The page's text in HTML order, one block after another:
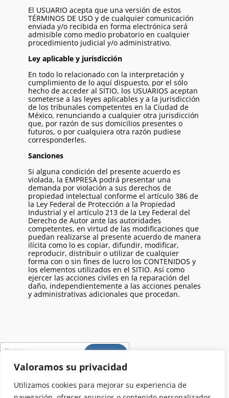
Valoramos su privacidad
Utilizamos cookies para mejorar su experiencia de
El USUARIO acepta que una versión de estos
TÉRMINOS DE USO y de cualquier comunicación
enviada y/o recibida en forma electrónica será
admisible como medio probatorio en cualquier
procedimiento judicial y/o administrativo.
Ley aplicable y jurisdicción
En todo lo relacionado con la interpretación y
cumplimiento de lo aquí dispuesto, por el sólo
hecho de acceder al SITIO, los USUARIOS aceptan
someterse a las leyes aplicables y a la jurisdicción
de los tribunales competentes en la Ciudad de
México, renunciando a cualquier otra jurisdicción
que, por razón de sus domicilios presentes o
futuros, o por cualquiera otra razón pudiese
corresponderles.
Sanciones
Si alguna condición del presente acuerdo es
violada, la EMPRESA podrá presentar una
demanda por violación a sus derechos de
propiedad intelectual conforme el artículo 386 de
la Ley Federal de Protección a la Propiedad
Industrial y el artículo 213 de la Ley Federal del
Derecho de Autor ante las autoridades
competentes, en virtud de las modificaciones que
puedan realizarse al presente acuerdo de manera
ilícita como lo es copiar, difundir, modificar,
reproducir, distribuir o utilizar de cualquier
forma con o sin fines de lucro los CONTENIDOS y
los elementos utilizados en el SITIO. Así como
ejercer las acciones civiles en la reparación del
daño, independientemente a las acciones penales
y administrativas adicionales que procedan.